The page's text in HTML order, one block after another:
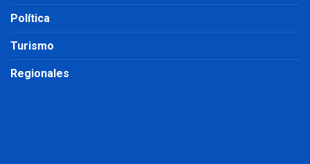
Política
Turismo
Regionales